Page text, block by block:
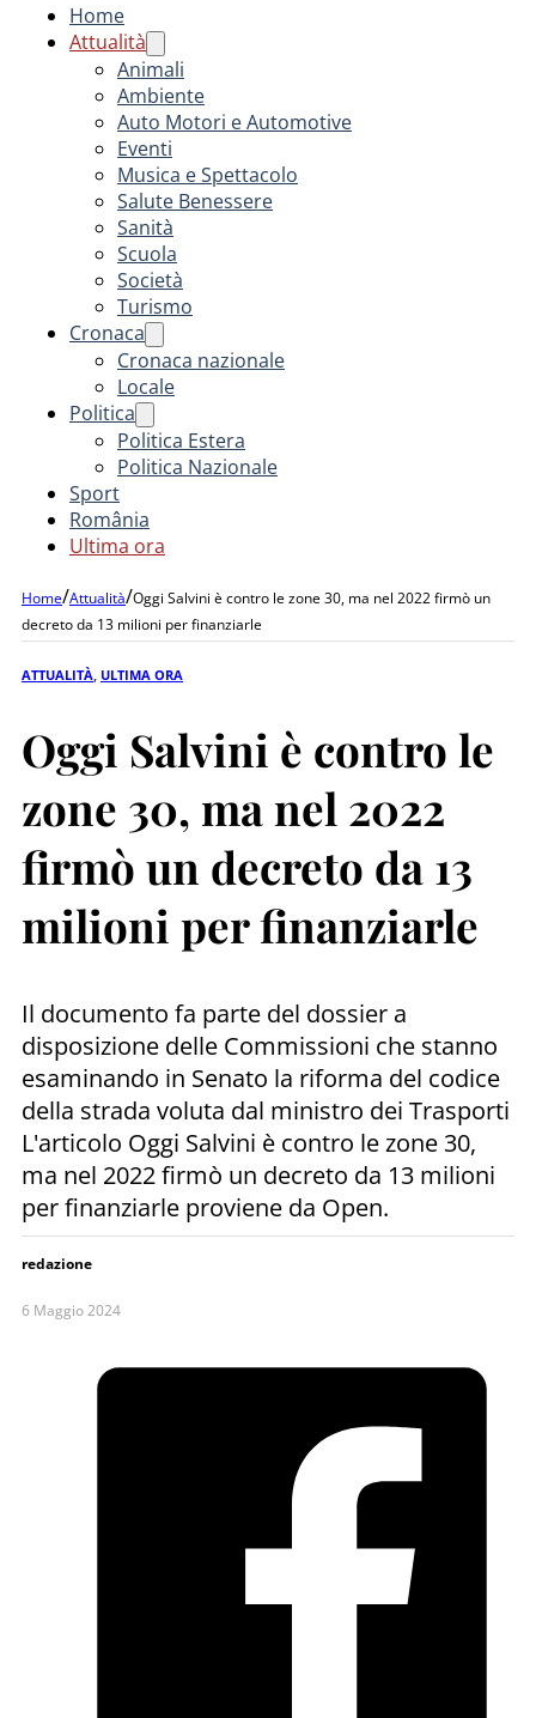
Home
Attualità
Animali
Ambiente
Auto Motori e Automotive
Eventi
Musica e Spettacolo
Salute Benessere
Sanità
Scuola
Società
Turismo
Cronaca
Cronaca nazionale
Locale
Politica
Politica Estera
Politica Nazionale
Sport
România
Ultima ora
Home/Attualità/Oggi Salvini è contro le zone 30, ma nel 2022 firmò un
decreto da 13 milioni per finanziarle
ATTUALITÀ ULTIMA ORA
Oggi Salvini è contro le
zone 30, ma nel 2022
firmò un decreto da 13
milioni per finanziarle
Il documento fa parte del dossier a
disposizione delle Commissioni che stanno
esaminando in Senato la riforma del codice
della strada voluta dal ministro dei Trasporti
L'articolo Oggi Salvini è contro le zone 30,
ma nel 2022 firmò un decreto da 13 milioni
per finanziarle proviene da Open.
redazione
6 Maggio 2024